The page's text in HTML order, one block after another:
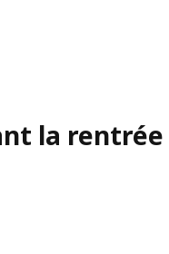
la rentrée